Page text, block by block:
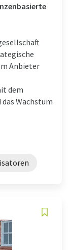
Anbieter
dem
Wachstum